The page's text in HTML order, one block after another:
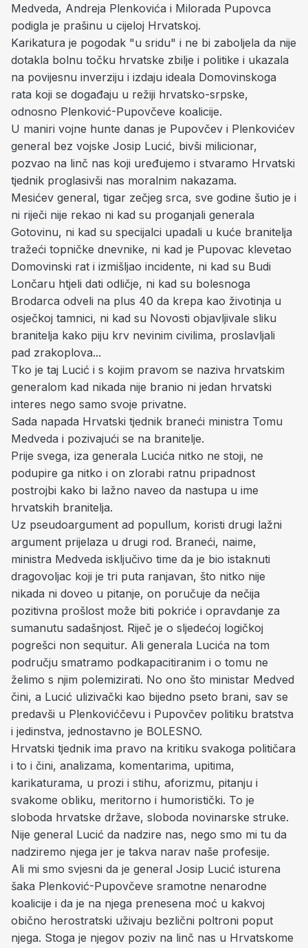
Medveda, Andreja Plenkovića i Milorada Pupovca
podigla je prašinu u cijeloj Hrvatskoj.
Karikatura je pogodak "u sridu" i ne bi zaboljela da nije
dotakla bolnu točku hrvatske zbilje i politike i ukazala
na povijesnu inverziju i izdaju ideala Domovinskoga
rata koji se događaju u režiji hrvatsko-srpske,
odnosno Plenković-Pupovčeve koalicije.
U maniri vojne hunte danas je Pupovčev i Plenkovićev
general bez vojske Josip Lucić, bivši milicionar,
pozvao na linč nas koji uređujemo i stvaramo Hrvatski
tjednik proglasivši nas moralnim nakazama.
Mesićev general, tigar zečjeg srca, sve godine šutio je i
ni riječi nije rekao ni kad su proganjali generala
Gotovinu, ni kad su specijalci upadali u kuće branitelja
tražeći topničke dnevnike, ni kad je Pupovac klevetao
Domovinski rat i izmišljao incidente, ni kad su Budi
Lončaru htjeli dati odličje, ni kad su bolesnoga
Brodarca odveli na plus 40 da krepa kao životinja u
osječkoj tamnici, ni kad su Novosti objavljivale sliku
branitelja kako piju krv nevinim civilima, proslavljali
pad zrakoplova...
Tko je taj Lucić i s kojim pravom se naziva hrvatskim
generalom kad nikada nije branio ni jedan hrvatski
interes nego samo svoje privatne.
Sada napada Hrvatski tjednik braneći ministra Tomu
Medveda i pozivajući se na branitelje.
Prije svega, iza generala Lucića nitko ne stoji, ne
podupire ga nitko i on zlorabi ratnu pripadnost
postrojbi kako bi lažno naveo da nastupa u ime
hrvatskih branitelja.
Uz pseudoargument ad popullum, koristi drugi lažni
argument prijelaza u drugi rod. Braneći, naime,
ministra Medveda isključivo time da je bio istaknuti
dragovoljac koji je tri puta ranjavan, što nitko nije
nikada ni doveo u pitanje, on poručuje da nečija
pozitivna prošlost može biti pokriće i opravdanje za
sumanutu sadašnjost. Riječ je o sljedećoj logičkoj
pogrešci non sequitur. Ali generala Lucića na tom
području smatramo podkapacitiranim i o tomu ne
želimo s njim polemizirati. No ono što ministar Medved
čini, a Lucić ulizivački kao bijedno pseto brani, sav se
predavši u Plenkovićčevu i Pupovčev politiku bratstva
i jedinstva, jednostavno je BOLESNO.
Hrvatski tjednik ima pravo na kritiku svakoga političara
i to i čini, analizama, komentarima, upitima,
karikaturama, u prozi i stihu, aforizmu, pitanju i
svakome obliku, meritorno i humoristički. To je
sloboda hrvatske države, sloboda novinarske struke.
Nije general Lucić da nadzire nas, nego smo mi tu da
nadziremo njega jer je takva narav naše profesije.
Ali mi smo svjesni da je general Josip Lucić isturena
šaka Plenković-Pupovčeve sramotne nenarodne
koalicije i da je na njega prenesena moć u kakvoj
obično herostratski uživaju bezlični poltroni poput
njega. Stoga je njegov poziv na linč nas u Hrvatskome